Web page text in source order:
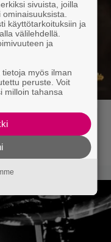
keikka
torstailta
sivuista, joilla
käyttötarkoituksiin ja
välilehdellä.
ja
myös ilman
peruste. Voit
milloin tahansa